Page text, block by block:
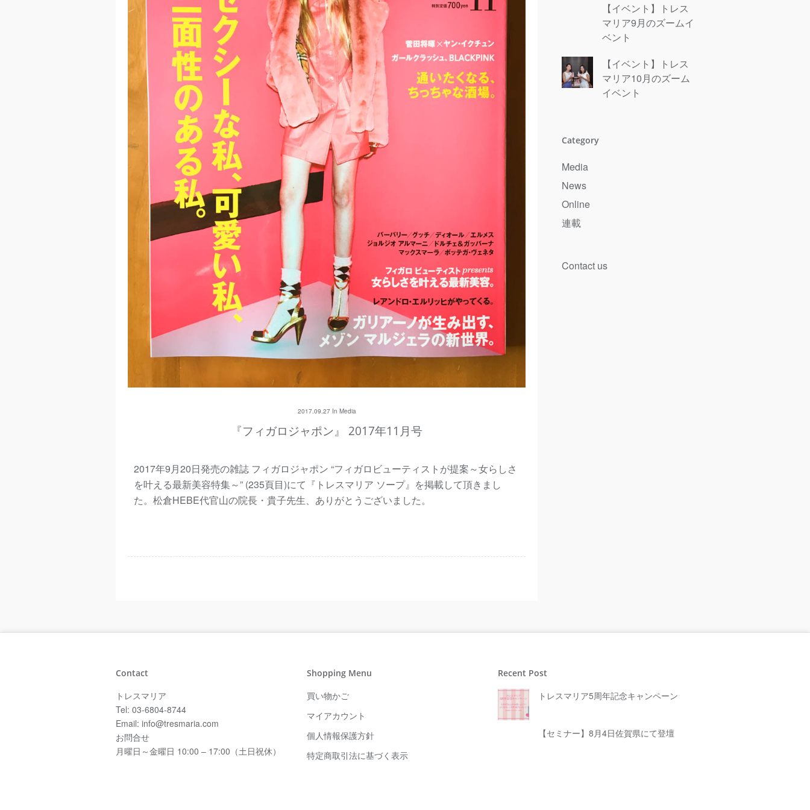
2017.09.27 In Media
『フィガロジャポン』 2017年11月号
2017年9月20日発売の雑誌 フィガロジャポン “フィガロビューティストが提案～女らしさ
を叶える最新美容特集～” (235頁目)にて『トレスマリア ソープ』を掲載して頂きまし
た。松倉HEBE代官山の院長・貴子先生、ありがとうございました。
【イベント】トレス
マリア9月のズームイ
ベント
【イベント】トレス
マリア10月のズーム
イベント
Category
Media
News
Online
連載
Contact us
Contact
トレスマリア
Tel: 03-6804-8744
Email: info@tresmaria.com
お問合せ
月曜日～金曜日 10:00 – 17:00（土日祝休）
Shopping Menu
買い物かご
マイアカウント
個人情報保護方針
特定商取引法に基づく表示
Recent Post
トレスマリア5周年記念キャンペーン
【セミナー】8月4日佐賀県にて登壇